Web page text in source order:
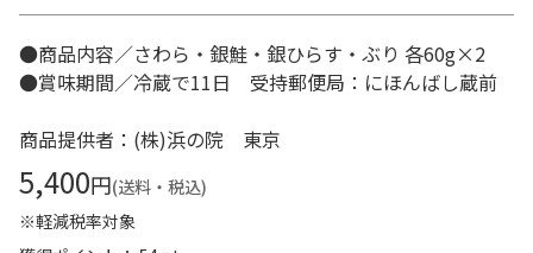
●商品内容／さわら・銀鮭・銀ひらす・ぶり 各60g×2
●賞味期間／冷蔵で11日 受持郵便局：にほんばし蔵前
商品提供者：(株)浜の院 東京
5,400円(送料・税込)
※軽減税率対象